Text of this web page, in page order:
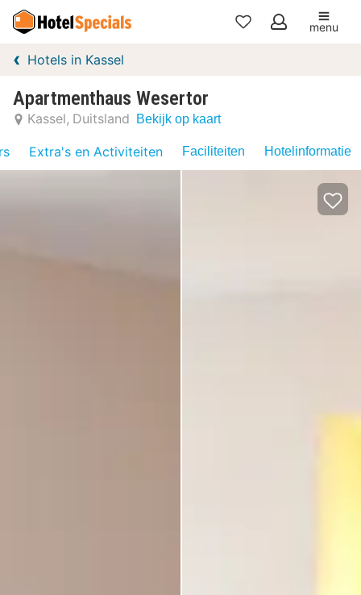
Mijn
menu
Hotels in Kassel
Apartmenthaus Wesertor
Kassel Duitsland Bekijk op kaart
Extra's en Activiteiten Faciliteiten Hotelinformatie